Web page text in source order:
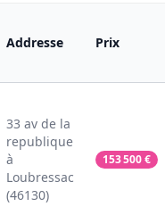
Addresse Prix
33 av de la
republique
à
Loubressac
(46130)
153 500€